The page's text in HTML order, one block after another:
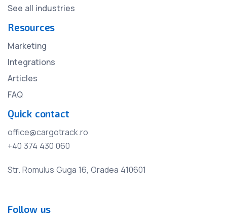
See all industries
Resources
Marketing
Integrations
Articles
FAQ
Quick contact
office@cargotrack.ro
+40 374 430 060
Str. Romulus Guga 16, Oradea 410601
Follow us